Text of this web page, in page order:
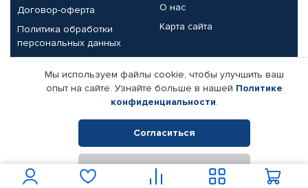
Договор-оферта
Политика обработки
персональных данных
О нас
Карта сайта
Партнерам
Корпоративным клиентам
Поставщикам
Реквизиты компании
© КАМАЗ ЦЕНТР ДОНЕЦК, 2015-2026. Все права защищены.
Интернет-магазин автомобильных товаров Автопрофи.
Мы используем файлы cookie, чтобы улучшить ваш
опыт на сайте. Узнайте больше в нашей Политике
конфиденциальности.
Согласиться
Отклонить